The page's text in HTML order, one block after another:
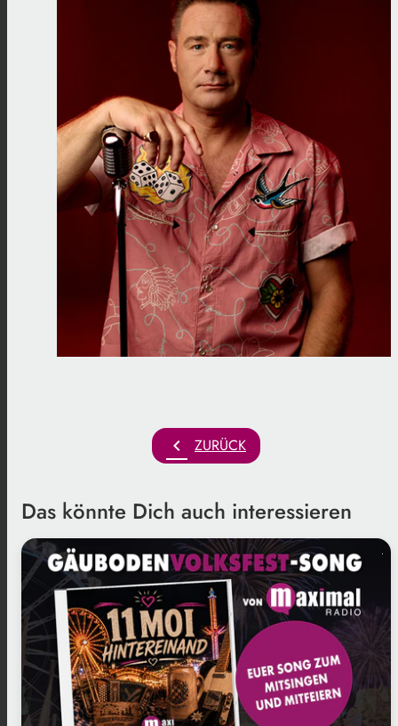
chevron_left ZURÜCK
Das könnte Dich auch interessieren
.